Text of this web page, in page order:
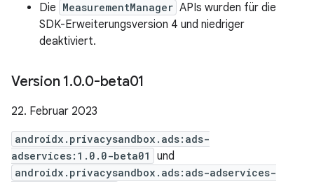
Die MeasurementManager APIs wurden für die
SDK-Erweiterungsversion 4 und niedriger
deaktiviert.
Version 1.0.0-beta01
22. Februar 2023
androidx.privacysandbox.ads:ads-
adservices:1.0.0-beta01
und
androidx.privacysandbox.ads:ads-adservices-